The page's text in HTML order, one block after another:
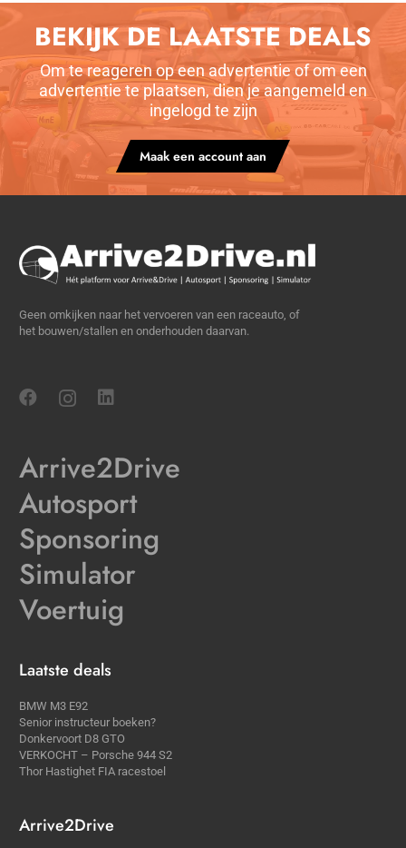
BEKIJK DE LAATSTE DEALS
Om te reageren op een advertentie of om een
advertentie te plaatsen, dien je aangemeld en
ingelogd te zijn
Maak een account aan
Geen omkijken naar het vervoeren van een raceauto, of
het bouwen/stallen en onderhouden daarvan.
Arrive2Drive
Autosport
Sponsoring
Simulator
Voertuig
Laatste deals
BMW M3 E92
Senior instructeur boeken?
Donkervoort D8 GTO
VERKOCHT – Porsche 944 S2
Thor Hastighet FIA racestoel
Arrive2Drive